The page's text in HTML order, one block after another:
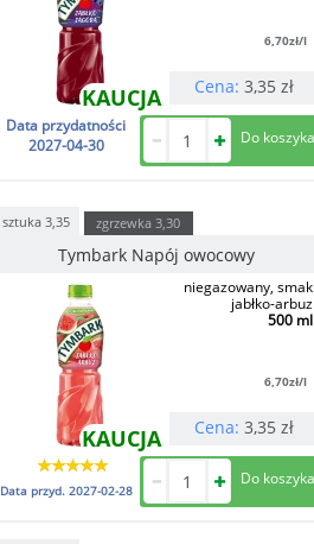
KAUCJA
6,70zł/l
Cena:3,35 zł
Data przydatności
2027-04-30
sztuka 3,35 zgrzewka3,30
Tymbark Napój owocowy
KAUCJA
niegazowany, smak
jabłko-arbuz
500 ml
6,70zł/l
Cena:3,35 zł
Data przyd. 2027-02-28